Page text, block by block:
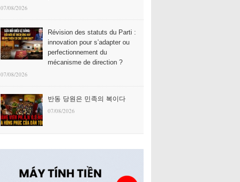
07/08/2026
Révision des statuts du Parti :
innovation pour s’adapter ou
perfectionnement du
mécanisme de direction ?
07/08/2026
반동 당원은 민족의 복이다
07/08/2026